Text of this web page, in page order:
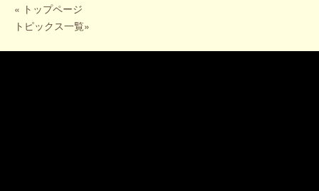
« トップページ
トピックス一覧»